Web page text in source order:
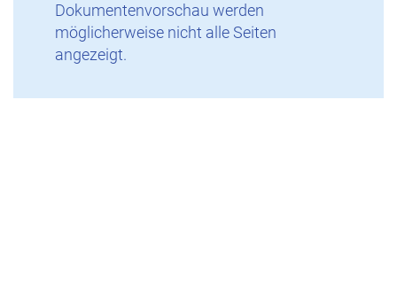
Dokumentenvorschau werden
möglicherweise nicht alle Seiten
angezeigt.